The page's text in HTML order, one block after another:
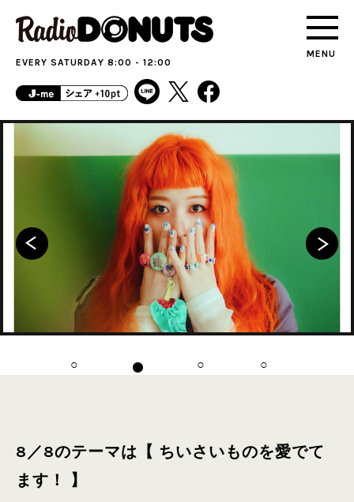
MENU
EVERY SATURDAY 8:00 - 12:00
8／8のテーマは【 ちいさいものを愛でて
ます！ 】